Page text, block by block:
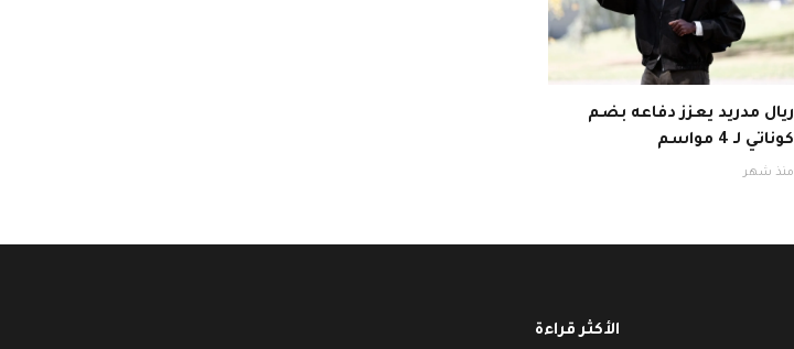
ريال مدريد يعزز دفاعه بضم
كوناتي لـ 4 مواسم
منذ شهر
الأكثر قراءة